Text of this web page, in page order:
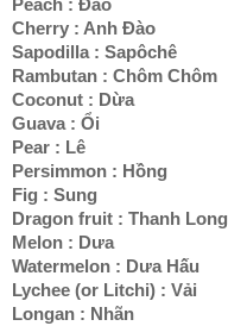
Peach : Đào
Cherry : Anh Đào
Sapodilla : Sapôchê
Rambutan : Chôm Chôm
Coconut : Dừa
Guava : Ổi
Pear : Lê
Persimmon : Hồng
Fig : Sung
Dragon fruit : Thanh Long
Melon : Dưa
Watermelon : Dưa Hấu
Lychee (or Litchi) : Vải
Longan : Nhãn